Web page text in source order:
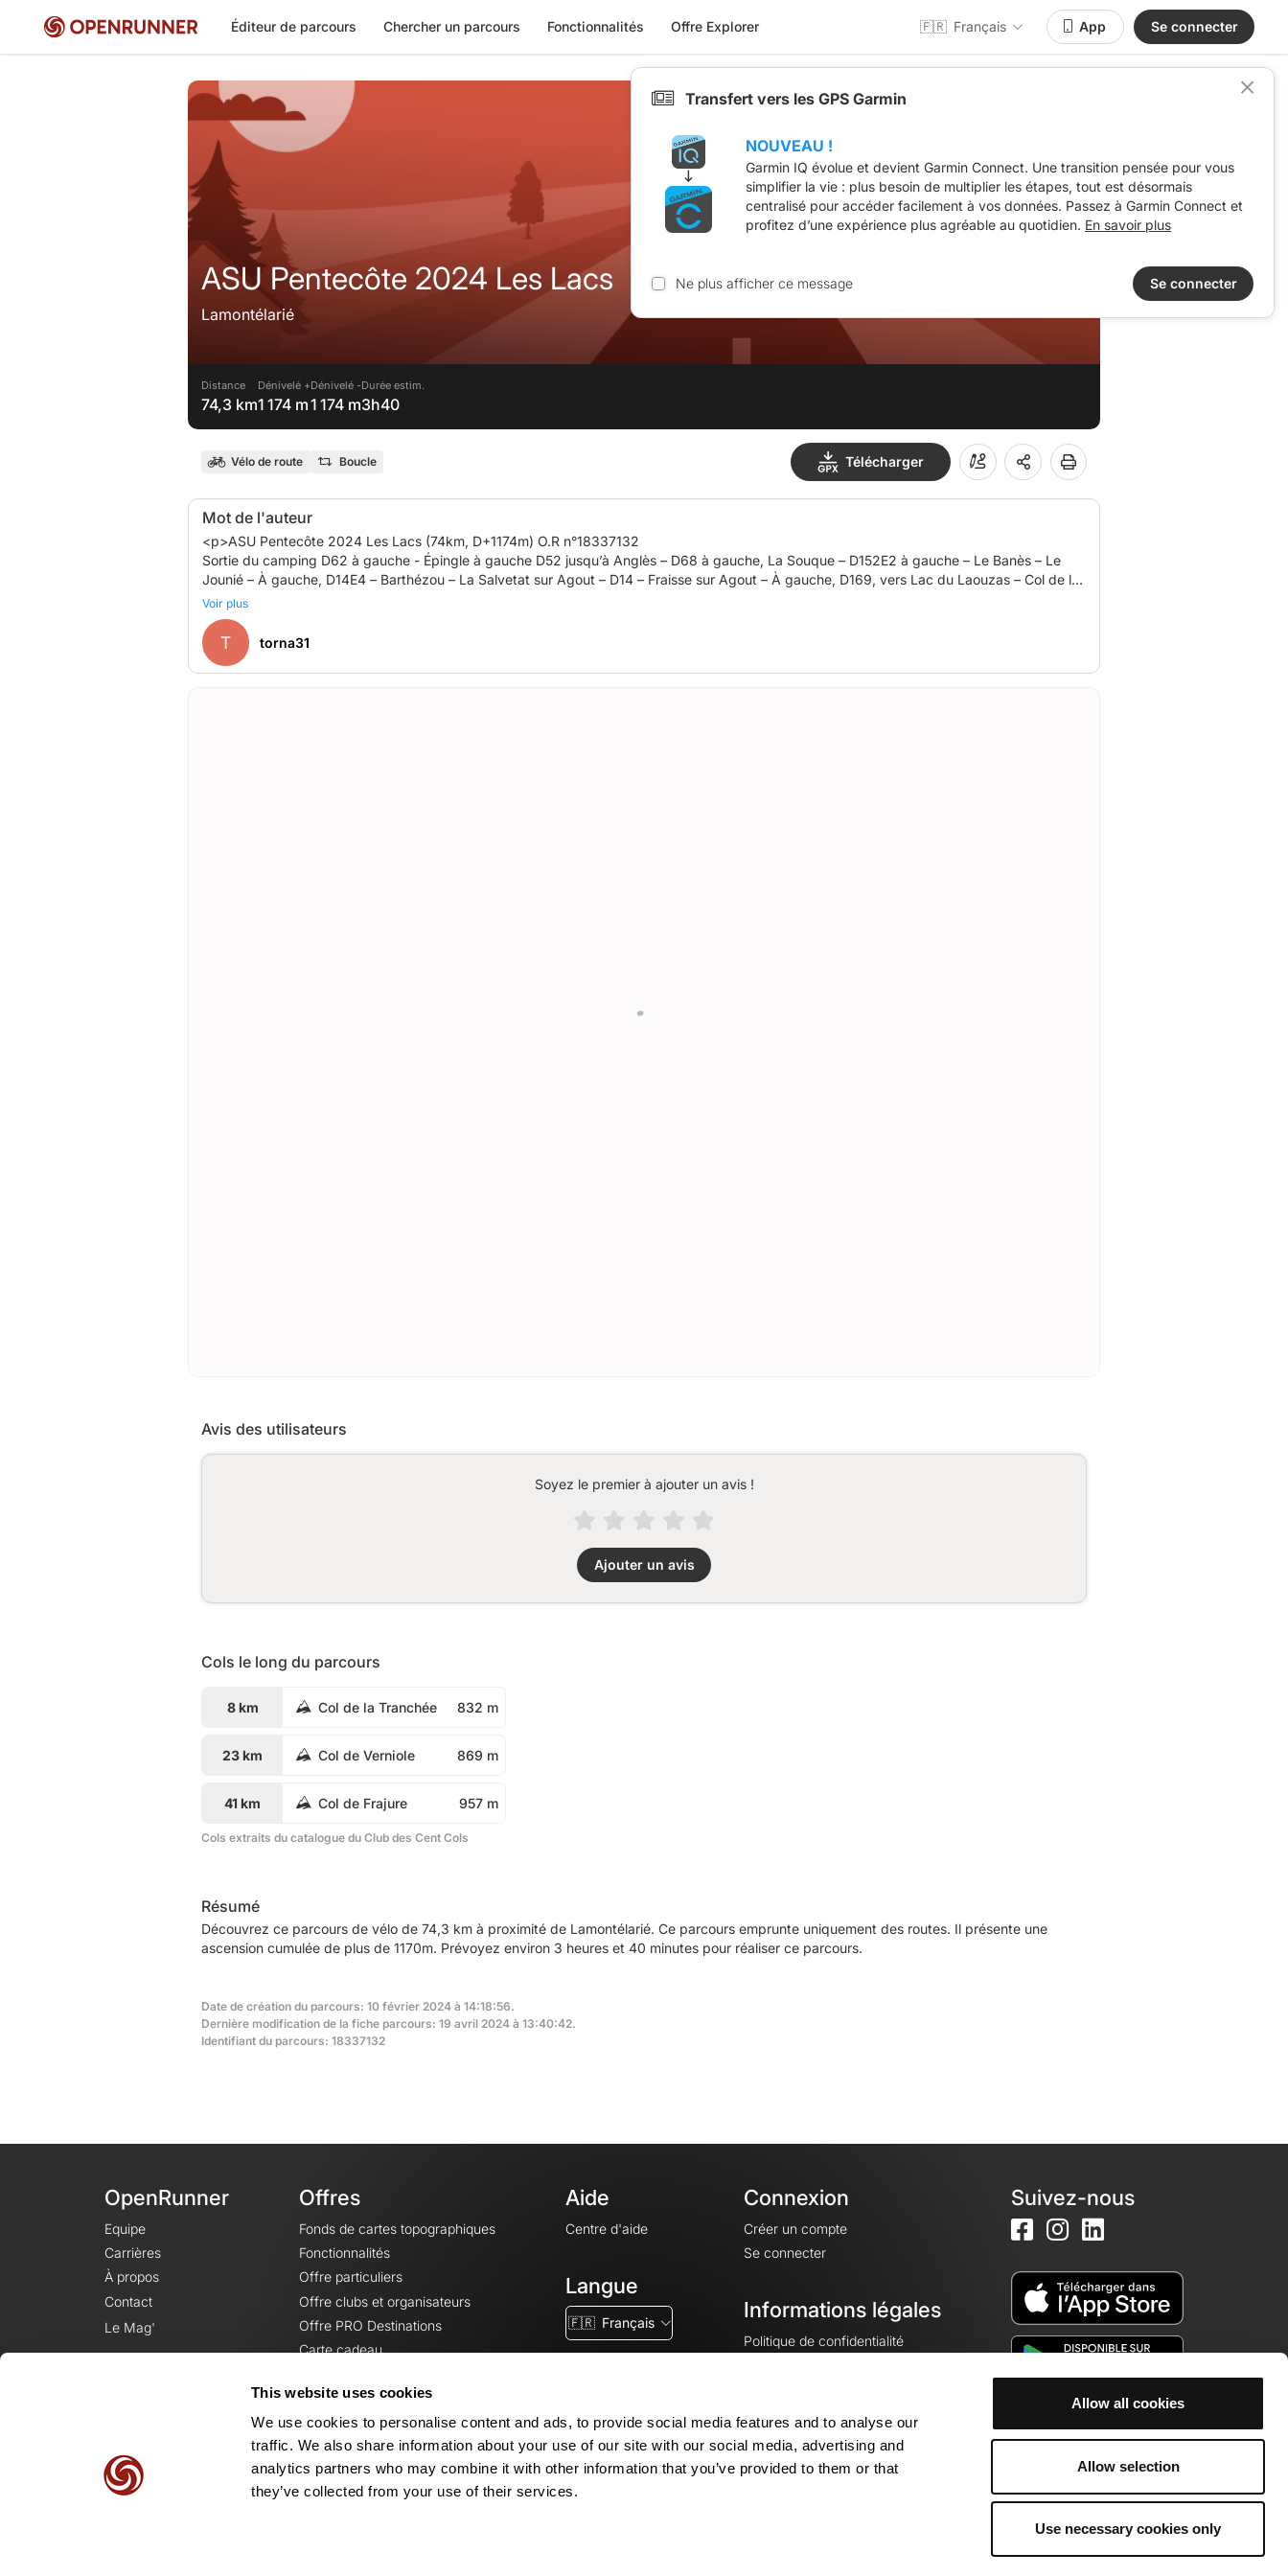
This website uses cookies
We use cookies to personalise content and ads, to provide social media features and to analyse our
traffic. We also share information about your use of our site with our social media, advertising and
analytics partners who may combine it with other information that you’ve provided to them or that
they’ve collected from your use of their services.
Allow all cookies
Allow selection
Use necessary cookies only
Éditeur de parcours Chercher un parcours Fonctionnalités Offre Explorer 🇫🇷 Français App Se connecter
ASU Pentecôte 2024 Les Lacs
Lamontélarié
Distance
74,3 km
Dénivelé +
1 174 m
Dénivelé -
1 174 m
Durée estim.
3h40
Vélo de route Boucle Télécharger
Mot de l'auteur
<p>ASU Pentecôte 2024 Les Lacs (74km, D+1174m) O.R n°18337132
Sortie du camping D62 à gauche - Épingle à gauche D52 jusqu’à Anglès – D68 à gauche, La Souque – D152E2 à gauche – Le Banès – Le
Jounié – À gauche, D14E4 – Barthézou – La Salvetat sur Agout – D14 – Fraisse sur Agout – À gauche, D169, vers Lac du Laouzas – Col de la
Frajure – D196 devient D162a – À droite, D162c, longer le lac – Au bout du lac, route à gauche puis à gauche D162 – Longer le lac par l’autre
rive sur D162 – Rieu Montagné – À gauche, D62 – D62 devient D150 – St Etienne de Cavall – À droite D907 – Tout droit, D14E2 – Condax –
Voir plus
T torna31
Avis des utilisateurs
Soyez le premier à ajouter un avis !
Ajouter un avis
Cols le long du parcours
8 km Col de la Tranchée 832 m
23 km Col de Verniole 869 m
41 km Col de Frajure 957 m
Cols extraits du catalogue du Club des Cent Cols
Résumé
Découvrez ce parcours de vélo de 74,3 km à proximité de Lamontélarié. Ce parcours emprunte uniquement des routes. Il présente une
ascension cumulée de plus de 1170m. Prévoyez environ 3 heures et 40 minutes pour réaliser ce parcours.
Date de création du parcours: 10 février 2024 à 14:18:56.
Dernière modification de la fiche parcours: 19 avril 2024 à 13:40:42.
Identifiant du parcours: 18337132
OpenRunner
Equipe
Carrières
À propos
Contact
Le Mag'
Offres
Fonds de cartes topographiques
Fonctionnalités
Offre particuliers
Offre clubs et organisateurs
Offre PRO Destinations
Carte cadeau
Aide
Centre d'aide
Langue
🇫🇷 Français
Connexion
Créer un compte
Se connecter
Informations légales
Politique de confidentialité
Mentions légales
Paramètres des cookies
Suivez-nous
Transfert vers les GPS Garmin
NOUVEAU !
Garmin IQ évolue et devient Garmin Connect. Une transition pensée pour vous
simplifier la vie : plus besoin de multiplier les étapes, tout est désormais
centralisé pour accéder facilement à vos données. Passez à Garmin Connect et
profitez d’une expérience plus agréable au quotidien. En savoir plus
Ne plus afficher ce message Se connecter